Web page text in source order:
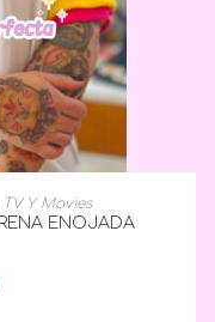
Y Movies
ENOJADA